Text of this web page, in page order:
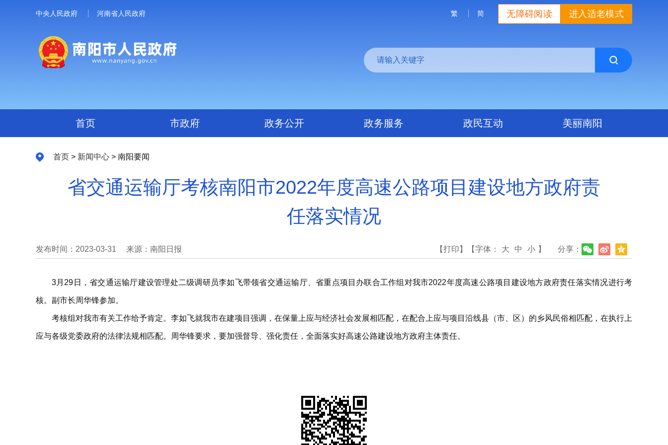
中央人民政府 河南省人民政府 进入适老模式
无障碍阅读
繁 简
首页 市政府 政务公开 政务服务 政民互动 美丽南阳
首页 > 新闻中心 > 南阳要闻
省交通运输厅考核南阳市2022年度高速公路项目建设地方政府责
任落实情况
发布时间：2023-03-31 来源：南阳日报 分享：
【打印】 【字体： 大 中 小 】
3月29日，省交通运输厅建设管理处二级调研员李如飞带领省交通运输厅、省重点项目办联合工作组对我市2022年度高速公路项目建设地方政府责任落实情况进行考
核。副市长周华锋参加。
考核组对我市有关工作给予肯定。李如飞就我市在建项目强调，在保量上应与经济社会发展相匹配，在配合上应与项目沿线县（市、区）的乡风民俗相匹配，在执行上
应与各级党委政府的法律法规相匹配。周华锋要求，要加强督导、强化责任，全面落实好高速公路建设地方政府主体责任。